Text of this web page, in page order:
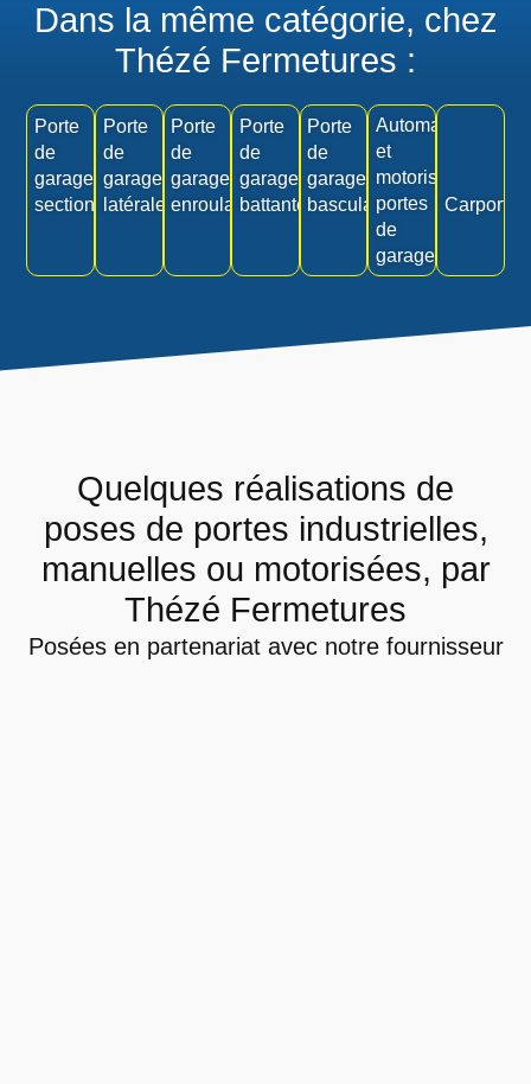
Dans la même catégorie, chez
Thézé Fermetures :
Porte
de
garage
sectionnelle
Porte
de
garage
latérale
Porte
de
garage
enroulable
Porte
de
garage
battante
Porte
de
garage
basculante
Automatisation
et
motorisation
portes
de
garage
Carports
Quelques réalisations de
poses de portes industrielles,
manuelles ou motorisées, par
Thézé Fermetures
Posées en partenariat avec notre fournisseur